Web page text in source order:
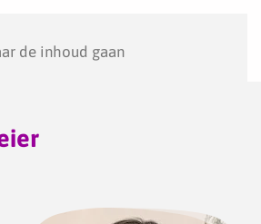
de inhoud gaan